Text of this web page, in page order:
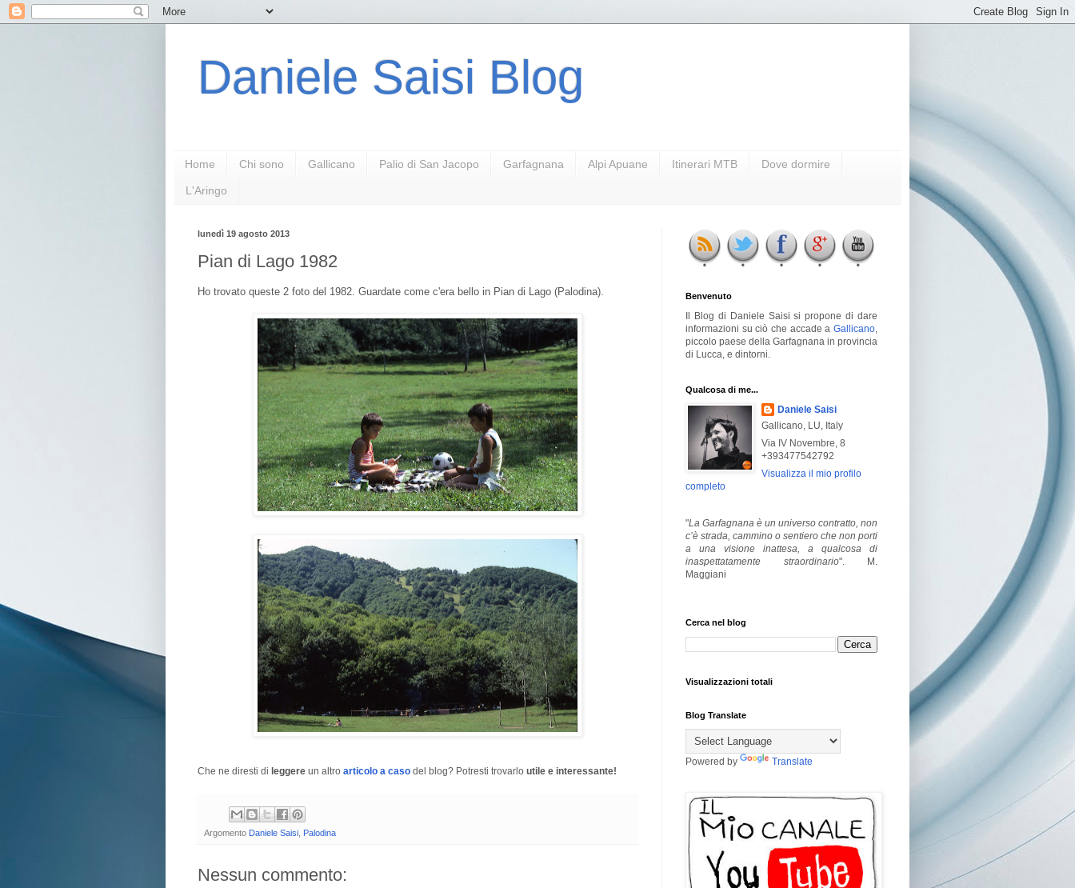
Daniele Saisi Blog
Home Chi sono Gallicano Palio di San Jacopo Garfagnana Alpi Apuane Itinerari MTB Dove dormire
L'Aringo
lunedì 19 agosto 2013
Pian di Lago 1982
Ho trovato queste 2 foto del 1982. Guardate come c'era bello in Pian di Lago (Palodina).
Che ne diresti di leggere un altro articolo a caso del blog? Potresti trovarlo utile e interessante!
Argomento Daniele Saisi Palodina
Nessun commento:
Benvenuto
Il Blog di Daniele Saisi si propone di dare
informazioni su ciò che accade a Gallicano
piccolo paese della Garfagnana in provincia
di Lucca, e dintorni.
Qualcosa di me...
Daniele Saisi
Gallicano, LU, Italy
Via IV Novembre, 8
+393477542792
Visualizza il mio profilo
completo
"La Garfagnana è un universo contratto, non
c’è strada, cammino o sentiero che non porti
a una visione inattesa, a qualcosa di
inaspettatamente straordinario". M.
Maggiani
Cerca nel blog
Visualizzazioni totali
Blog Translate
Powered by Translate